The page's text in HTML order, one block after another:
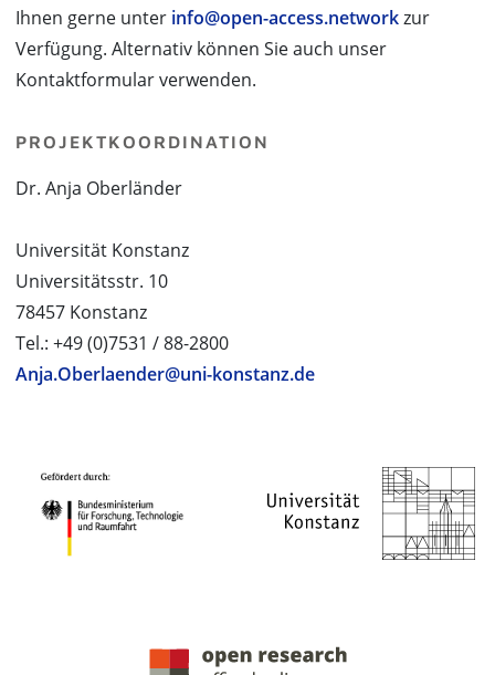
Ihnen gerne unter info@open-access.networkzur
Verfügung. Alternativ können Sie auch unser
Kontaktformular verwenden.
PROJEKTKOORDINATION
Dr. Anja Oberländer
Universität Konstanz
Universitätsstr. 10
78457 Konstanz
Tel.: +49 (0)7531 / 88-2800
Anja.Oberlaender@uni-konstanz.de